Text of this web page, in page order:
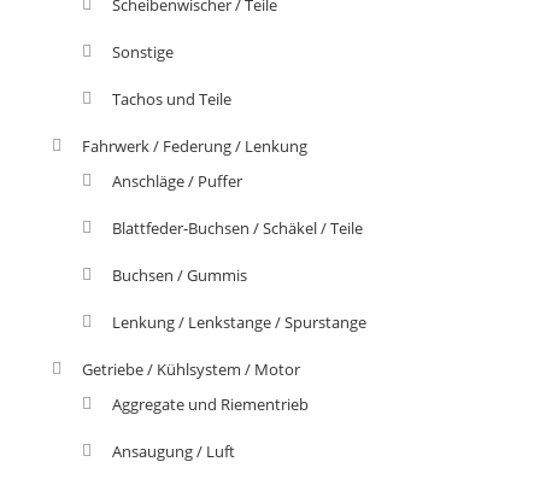
Scheibenwischer / Teile
Sonstige
Tachos und Teile
Fahrwerk / Federung / Lenkung
Anschläge / Puffer
Blattfeder-Buchsen / Schäkel / Teile
Buchsen / Gummis
Lenkung / Lenkstange / Spurstange
Getriebe / Kühlsystem / Motor
Aggregate und Riementrieb
Ansaugung / Luft